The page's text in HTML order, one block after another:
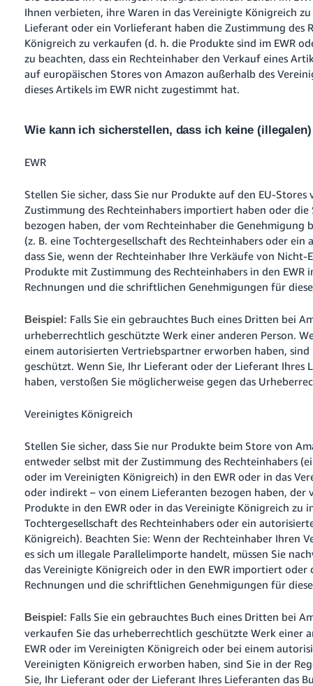
Ihnen verbieten, ihre Waren in das Vereinigte Königreich
Lieferant oder ein Vorlieferant haben die Zustimmung des
Königreich zu verkaufen (d. h. die Produkte sind im EWR
zu beachten, dass ein Rechteinhaber den Verkauf eines
auf europäischen Stores von Amazon außerhalb des
dieses Artikels im EWR nicht zugestimmt hat.
Wie kann ich sicherstellen, dass ich keine
EWR
Stellen Sie sicher, dass Sie nur Produkte auf den EU-
Zustimmung des Rechteinhabers importiert haben oder
bezogen haben, der vom Rechteinhaber die
(z. B. eine Tochtergesellschaft des Rechteinhabers oder
dass Sie, wenn der Rechteinhaber Ihre Verkäufe von
Produkte mit Zustimmung des Rechteinhabers in den EWR
Rechnungen und die schriftlichen Genehmigungen für
Beispiel: Falls Sie ein gebrauchtes Buch eines Dritten bei
urheberrechtlich geschützte Werk einer anderen Person.
einem autorisierten Vertriebspartner erworben haben,
geschützt. Wenn Sie, Ihr Lieferant oder der Lieferant Ihres
haben, verstoßen Sie möglicherweise gegen das
Vereinigtes Königreich
Stellen Sie sicher, dass Sie nur Produkte beim Store von
entweder selbst mit der Zustimmung des Rechteinhabers
oder im Vereinigten Königreich) in den EWR oder in das
oder indirekt – von einem Lieferanten bezogen haben,
Produkte in den EWR oder in das Vereinigte Königreich
Tochtergesellschaft des Rechteinhabers oder ein
Königreich). Beachten Sie: Wenn der Rechteinhaber Ihren
es sich um illegale Parallelimporte handelt, müssen Sie
das Vereinigte Königreich oder in den EWR importiert
Rechnungen und die schriftlichen Genehmigungen für
Beispiel: Falls Sie ein gebrauchtes Buch eines Dritten bei
verkaufen Sie das urheberrechtlich geschützte Werk einer
EWR oder im Vereinigten Königreich oder bei einem
Vereinigten Königreich erworben haben, sind Sie in der
Sie, Ihr Lieferant oder der Lieferant Ihres Lieferanten das